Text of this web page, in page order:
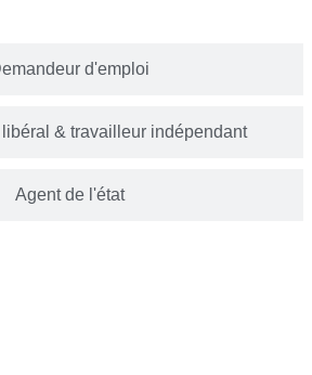
d'emploi
& travailleur indépendant
Agent de l'état